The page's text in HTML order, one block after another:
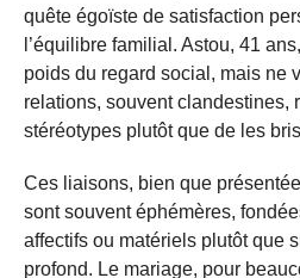
quête égoïste de satisfaction
l’équilibre familial. Astou, 41
poids du regard social, mais ne
relations, souvent clandestines,
stéréotypes plutôt que de les
Ces liaisons, bien que
sont souvent éphémères,
affectifs ou matériels plutôt que
profond. Le mariage, pour